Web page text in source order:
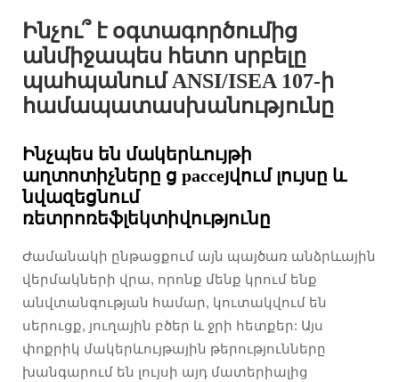
Ինչու՞ է օգտագործումից
անմիջապես հետո սրբելը
պահպանում ANSI/ISEA 107-ի
համապատասխանությունը
Ինչպես են մակերևույթի
աղտոտիչները ց рассеյվում լույսը և
նվազեցնում
ռետրոռեֆլեկտիվությունը
Ժամանակի ընթացքում այն պայծառ անձրևային
վերմակների վրա, որոնք մենք կրում ենք
անվտանգության համար, կուտակվում են
սերուցք, յուղային բծեր և ջրի հետքեր: Այս
փոքրիկ մակերևույթային թերությունները
խանգարում են լույսի այդ մատերիալից